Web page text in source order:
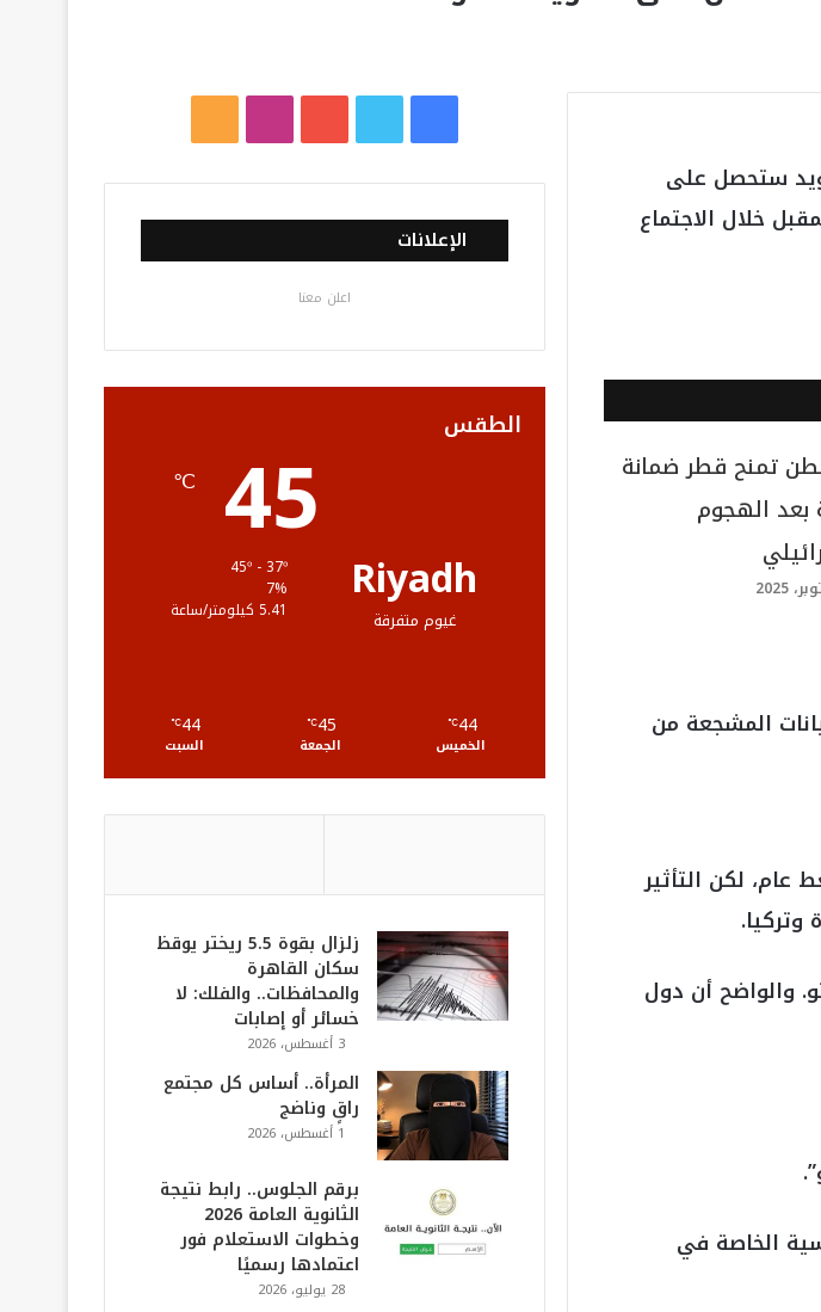
ستحصل على
خلال الاجتماع
تمنح قطر ضمانة
بعد الهجوم
المشجعة من
لكن التأثير
والواضح أن دول
الخاصة في
س
ب
ك
ي
ت
ت
ي
و
ب
س
ت
ر
خ
ص
ل
ق
R
الإعلانات
اعلن معنا
الطقس
Riyadh
غيوم متفرقة
45
℃
7%
5.41 كيلومتر/ساعة
44
℃
الخميس
45
℃
الجمعة
44
℃
السبت
زلزال بقوة 5.5 ريختر يوقظ
سكان القاهرة
والمحافظات.. والفلك: لا
خسائر أو إصابات
3 أغسطس، 2026
المرأة.. أساس كل مجتمع
راقٍ وناضج
1 أغسطس، 2026
برقم الجلوس.. رابط نتيجة
الثانوية العامة 2026
وخطوات الاستعلام فور
اعتمادها رسميًا
28 يوليو، 2026